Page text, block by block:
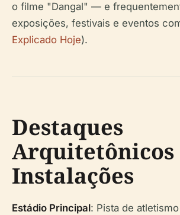
o filme "Dangal" — e
exposições, festivais e eventos
Explicado Hoje).
Destaques
Arquitetônicos
Instalações
Estádio Principal: Pista de